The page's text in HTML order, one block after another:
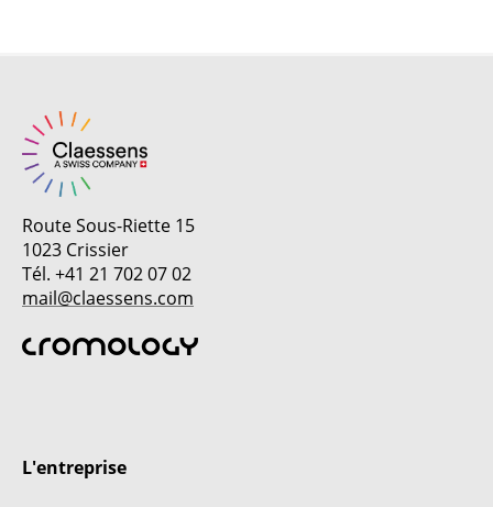
Route Sous-Riette 15
1023 Crissier
Tél. +41 21 702 07 02
mail@claessens.com
L'entreprise